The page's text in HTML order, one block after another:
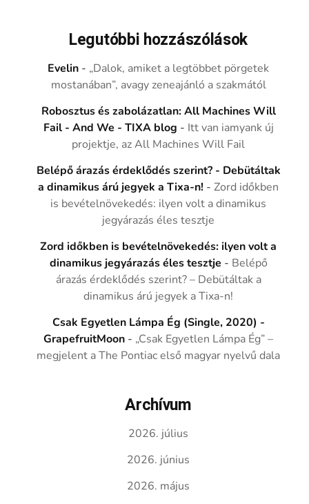
Legutóbbi hozzászólások
Evelin - „Dalok, amiket a legtöbbet pörgetek
mostanában”, avagy zeneajánló a szakmától
Robosztus és zabolázatlan: All Machines Will
Fail - And We - TIXA blog - Itt van iamyank új
projektje, az All Machines Will Fail
Belépő árazás érdeklődés szerint? - Debütáltak
a dinamikus árú jegyek a Tixa-n! -Zord időkben
is bevételnövekedés: ilyen volt a dinamikus
jegyárazás éles tesztje
Zord időkben is bevételnövekedés: ilyen volt a
dinamikus jegyárazás éles tesztje - Belépő
árazás érdeklődés szerint? – Debütáltak a
dinamikus árú jegyek a Tixa-n!
Csak Egyetlen Lámpa Ég (Single, 2020) -
GrapefruitMoon - „Csak Egyetlen Lámpa Ég” –
megjelent a The Pontiac első magyar nyelvű dala
Archívum
2026. július
2026. június
2026. május